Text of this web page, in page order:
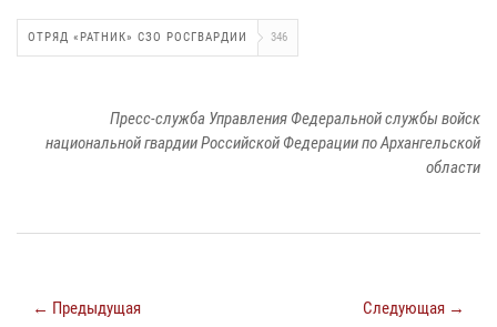
ОТРЯД «РАТНИК» СЗО РОСГВАРДИИ 346
Пресс-служба Управления Федеральной службы войск
национальной гвардии Российской Федерации по Архангельской
области
← Предыдущая Следующая →